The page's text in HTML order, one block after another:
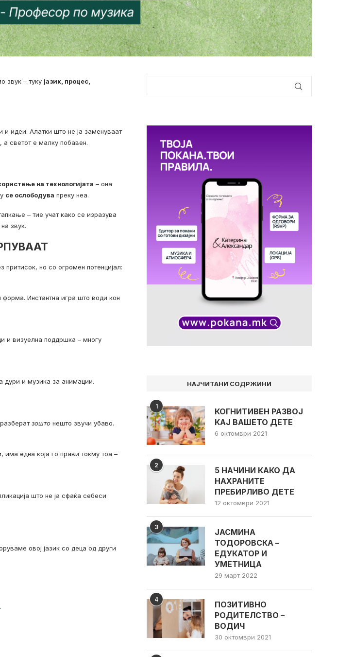
звук – туку јазик, процес,
идеи. Алатки што не ја заменуваат
светот е малку побавен.
на технологијата – она
се ослободува преку неа.
– тие учат како се изразува
звук.
но со огромен потенцијал:
Инстантна игра што води кон
и визуелна поддршка – многу
дури и музика за анимации.
зошто нешто звучи убаво.
има една која го прави токму тоа –
што не ја сфаќа себеси
овој јазик со деца од други
НАЈЧИТАНИ СОДРЖИНИ
1
КОГНИТИВЕН РАЗВОЈ
КАЈ ВАШЕТО ДЕТЕ
6 октомври 2021
2
5 НАЧИНИ КАКО ДА
НАХРАНИТЕ
ПРЕБИРЛИВО ДЕТЕ
12 октомври 2021
3
ЈАСМИНА
ТОДОРОВСКА –
ЕДУКАТОР И
УМЕТНИЦА
29 март 2022
4
ПОЗИТИВНО
РОДИТЕЛСТВО –
ВОДИЧ
30 октомври 2021